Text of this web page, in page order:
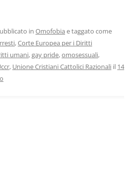
in Omofobia e taggato come
,Corte Europea per i Diritti
umani,gay pride,omosessuali,
, Unione Cristiani Cattolici Razionali il 14